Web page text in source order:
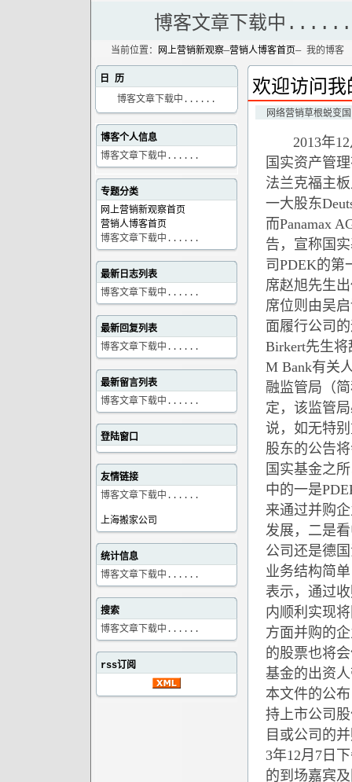
博客文章下载中......
当前位置： 网上营销新观察—营销人博客首页— 我的博客
日 历
博客文章下载中......
博客个人信息
博客文章下载中......
专题分类
网上营销新观察首页
营销人博客首页
博客文章下载中......
最新日志列表
博客文章下载中......
最新回复列表
博客文章下载中......
最新留言列表
博客文章下载中......
登陆窗口
友情链接
博客文章下载中......
上海搬家公司
统计信息
博客文章下载中......
搜索
博客文章下载中......
rss订阅
欢迎访问我
网络营销草根蜕变国
2013年
国实资产管
法兰克福主
一大股东
而Panamax
告，宣称国
司PDEK的第
席赵旭先生
席位则由吴
面履行公司
Birkert先生
M Bank有关
融监管局（
定，该监管
说，如无特
股东的公告
国实基金之
中的一是
来通过并购
发展，二是
公司还是德
业务结构简
表示，通过
内顺利实现
方面并购的
的股票也将
基金的出资
本文件的公
持上市公司
目或公司的
3年12月7日
的到场嘉宾